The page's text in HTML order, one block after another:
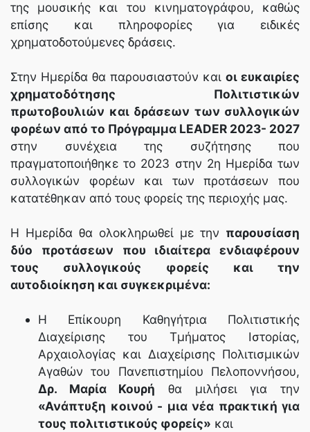
της μουσικής και του κινηματογράφου, καθώς
επίσης και πληροφορίες για ειδικές
χρηματοδοτούμενες δράσεις.
Στην Ημερίδα θα παρουσιαστούν και οι ευκαιρίες
χρηματοδότησης Πολιτιστικών
πρωτοβουλιών και δράσεων των συλλογικών
φορέων από το Πρόγραμμα LEADER 2023- 2027
στην συνέχεια της συζήτησης που
πραγματοποιήθηκε το 2023 στην 2η Ημερίδα των
συλλογικών φορέων και των προτάσεων που
κατατέθηκαν από τους φορείς της περιοχής μας.
Η Ημερίδα θα ολοκληρωθεί με την παρουσίαση
δύο προτάσεων που ιδιαίτερα ενδιαφέρουν
τους συλλογικούς φορείς και την
αυτοδιοίκηση και συγκεκριμένα:
Η Επίκουρη Καθηγήτρια Πολιτιστικής
Διαχείρισης του Τμήματος Ιστορίας,
Αρχαιολογίας και Διαχείρισης Πολιτισμικών
Αγαθών του Πανεπιστημίου Πελοποννήσου,
Δρ. Μαρία Κουρή θα μιλήσει για την
«Ανάπτυξη κοινού - μια νέα πρακτική για
τους πολιτιστικούς φορείς» και